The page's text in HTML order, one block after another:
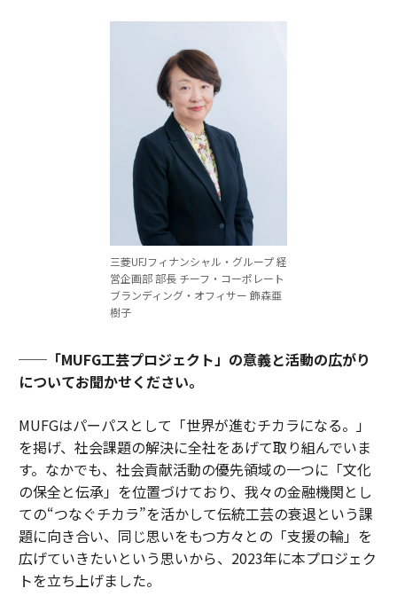
三菱UFJフィナンシャル・グループ 経
営企画部 部長 チーフ・コーポレート
ブランディング・オフィサー 飾森亜
樹子
──「MUFG工芸プロジェクト」の意義と活動の広がり
についてお聞かせください。
MUFGはパーパスとして「世界が進むチカラになる。」
を掲げ、社会課題の解決に全社をあげて取り組んでいま
す。なかでも、社会貢献活動の優先領域の一つに「文化
の保全と伝承」を位置づけており、我々の金融機関とし
ての“つなぐチカラ”を活かして伝統工芸の衰退という課
題に向き合い、同じ思いをもつ方々との「支援の輪」を
広げていきたいという思いから、2023年に本プロジェク
トを立ち上げました。